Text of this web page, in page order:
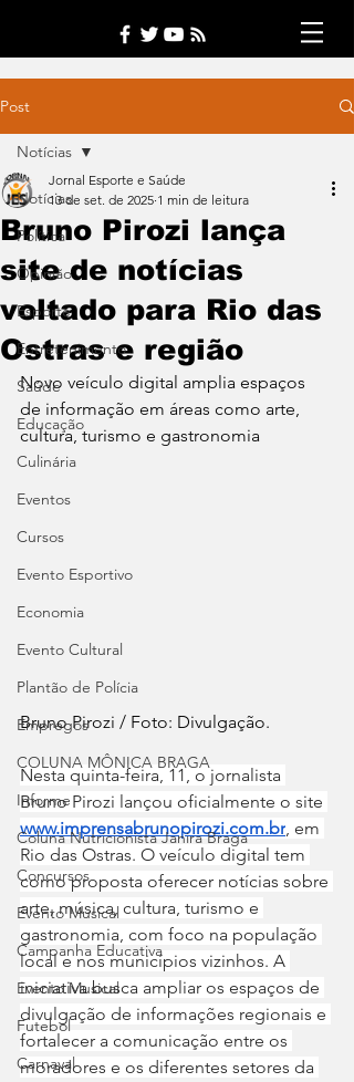
Post
Notícias
Política
Opinião
Esporte
Entretenimento
Saúde
Educação
Culinária
Eventos
Cursos
Evento Esportivo
Economia
Evento Cultural
Plantão de Polícia
Empregos
COLUNA MÔNICA BRAGA
Informe
Coluna Nutricionista Janira Braga
Concursos
Evento Musical
Campanha Educativa
Evento Musical
Futebol
Carnaval
Notícias
Bruno Pirozi lança
site de notícias
voltado para Rio das
Ostras e região
Jornal Esporte e Saúde
13 de set. de 2025 1 min de leitura
Novo veículo digital amplia espaços
de informação em áreas como arte,
cultura, turismo e gastronomia
Bruno Pirozi / Foto: Divulgação.
Nesta quinta-feira, 11, o jornalista
Bruno Pirozi lançou oficialmente o site
www.imprensabrunopirozi.com.br, em
Rio das Ostras. O veículo digital tem
como proposta oferecer notícias sobre
arte, música, cultura, turismo e
gastronomia, com foco na população
local e nos municípios vizinhos. A
iniciativa busca ampliar os espaços de
divulgação de informações regionais e
fortalecer a comunicação entre os
moradores e os diferentes setores da